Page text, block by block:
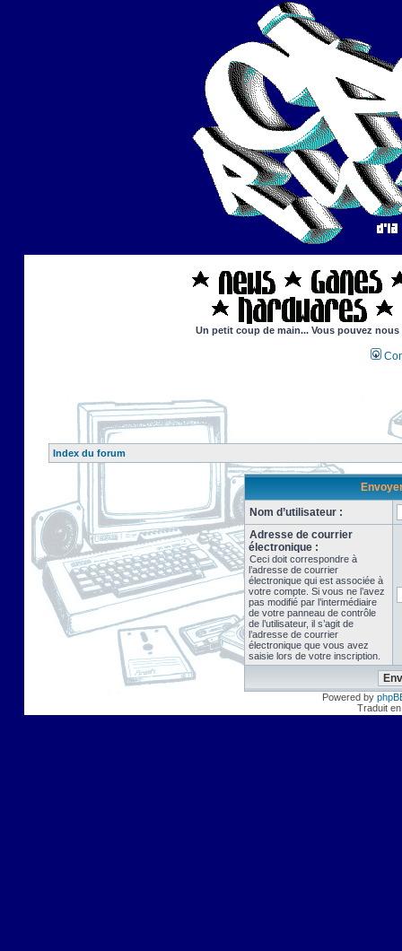
Un petit coup de main... Vous pouvez
Index du forum
Nom d’utilisateur :
Adresse de courrier
électronique :
Ceci doit correspondre à
l’adresse de courrier
électronique qui est associée à
votre compte. Si vous ne l’avez
pas modifié par l’intermédiaire
de votre panneau de contrôle
de l’utilisateur, il s’agit de
l’adresse de courrier
électronique que vous avez
saisie lors de votre inscription.
Powered by
Traduit